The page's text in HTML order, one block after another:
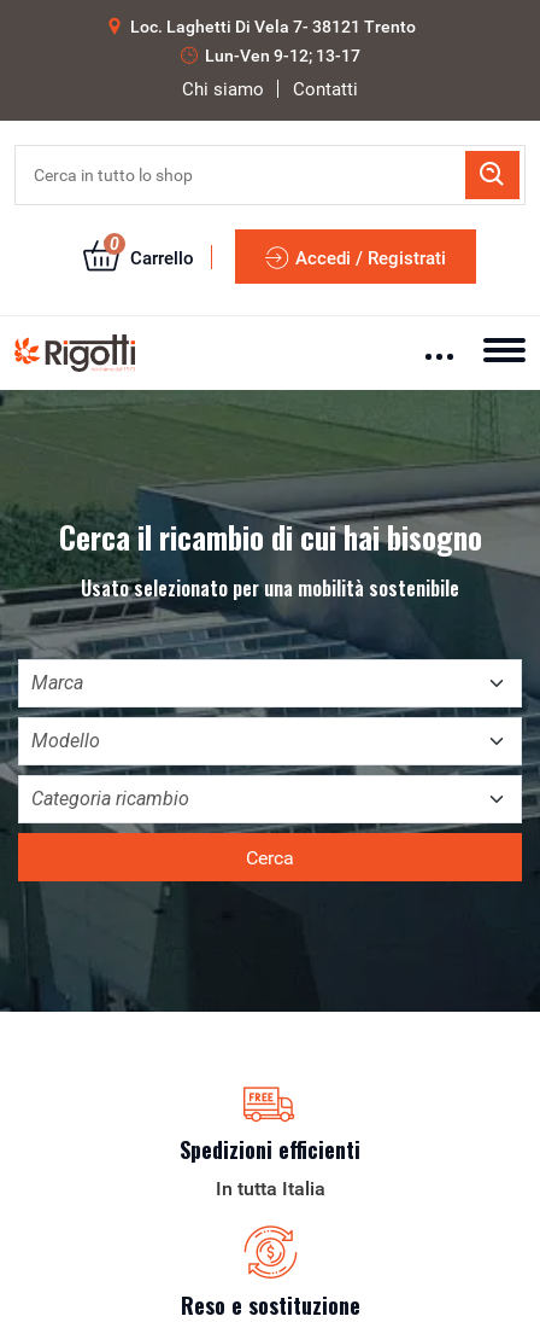
Loc. Laghetti Di Vela 7- 38121 Trento
Lun-Ven 9-12; 13-17
Chi siamo Contatti
0
Carrello Accedi / Registrati
Cerca il ricambio di cui hai bisogno
Usato selezionato per una mobilità sostenibile
Cerca
Spedizioni efficienti
In tutta Italia
Reso e sostituzione